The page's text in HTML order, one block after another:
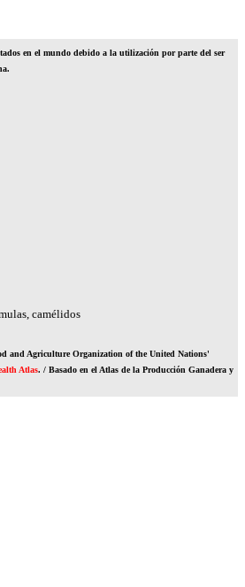
en el mundo debido a la utilización por parte del ser
camélidos
and Agriculture Organization of the United Nations'
Atlas. / Basado en el Atlas de la Producción Ganadera y